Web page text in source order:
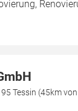
Tessin (45km